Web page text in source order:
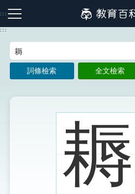
到
主
:::
注音索引圖示 筆畫索引圖示
:::
詞條檢索 全文檢索
耨